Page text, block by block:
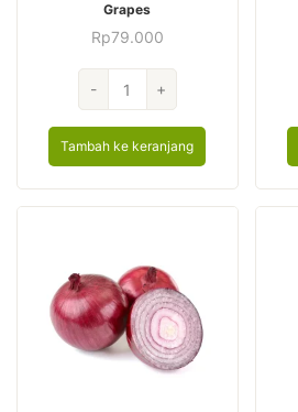
Grapes
Rp79.000
-
Grapes
+
Tambah ke keranjang